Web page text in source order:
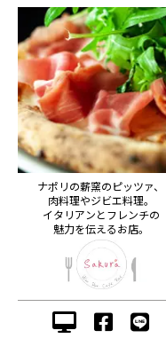
ナポリの薪窯のピッツァ、
肉料理やジビエ料理。
イタリアンとフレンチの
魅力を伝えるお店。